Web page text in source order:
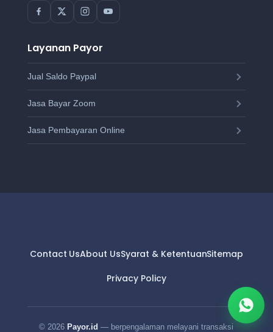
Layanan Payor
Jual Saldo Paypal
Jasa Bayar Zoom
Jasa Pembayaran Online
Contact UsAbout UsSyarat & KetentuanSitemap
Privacy Policy
© 2026 Payor.id — berpengalaman melayani transaksi